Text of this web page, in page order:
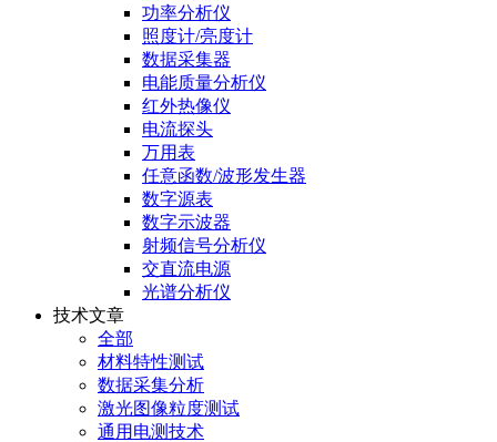
功率分析仪
照度计/亮度计
数据采集器
电能质量分析仪
红外热像仪
电流探头
万用表
任意函数/波形发生器
数字源表
数字示波器
射频信号分析仪
交直流电源
光谱分析仪
技术文章
全部
材料特性测试
数据采集分析
激光图像粒度测试
通用电测技术